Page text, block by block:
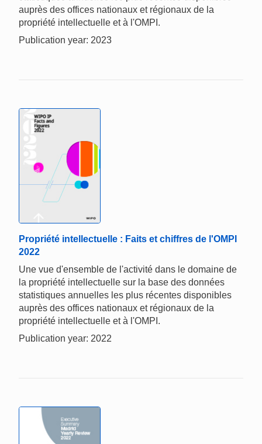
auprès des offices nationaux et régionaux de la
propriété intellectuelle et à l'OMPI.
Publication year: 2023
Propriété intellectuelle : Faits et chiffres de l'OMPI
2022
Une vue d'ensemble de l'activité dans le domaine de
la propriété intellectuelle sur la base des données
statistiques annuelles les plus récentes disponibles
auprès des offices nationaux et régionaux de la
propriété intellectuelle et à l'OMPI.
Publication year: 2022